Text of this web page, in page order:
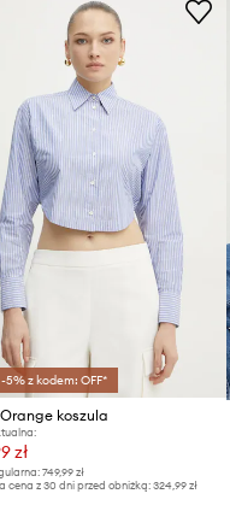
5% z kodem: OFF*
Orange koszula
zł
749,99 zł
cena z 30 dni przed obniżką: 324,99 zł